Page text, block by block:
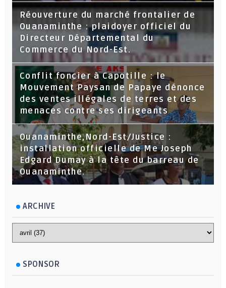
Réouverture du marché frontalier de
Ouanaminthe : plaidoyer officiel du
Directeur Départemental du
Commerce du Nord-Est.
Conflit foncier à Capotille : le
Mouvement Paysan de Papaye dénonce
des ventes illégales de terres et des
menaces contre ses dirigeants
Ouanaminthe,Nord-Est/Justice :
installation officielle de Me Joseph
Edgard Dumay à la tête du barreau de
Ouanaminthe.
ARCHIVE
SPONSOR